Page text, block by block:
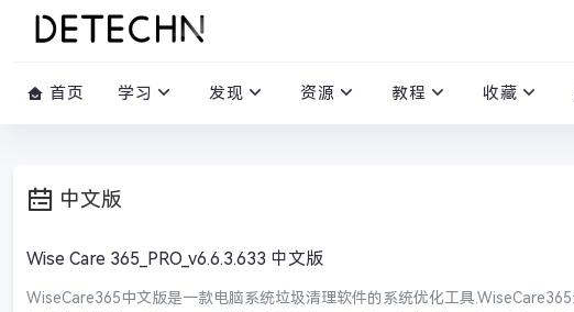
首页 学习 发现 资源 教程 收藏
中文版
Wise Care 365_PRO_v6.6.3.633 中文版
WiseCare365中文版是一款电脑系统垃圾清理软件的系统优化工具